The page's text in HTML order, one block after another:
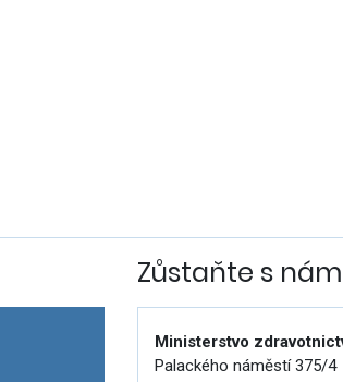
Zůstaňte s
Ministerstvo
Palackého náměstí 375/4